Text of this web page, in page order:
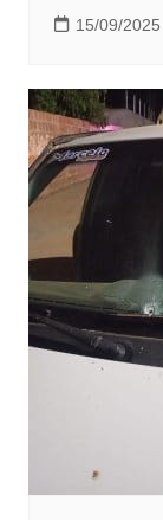
15/09/2025